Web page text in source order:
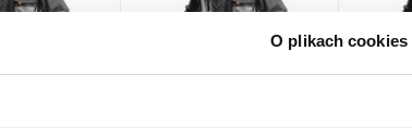
O plikach cookies